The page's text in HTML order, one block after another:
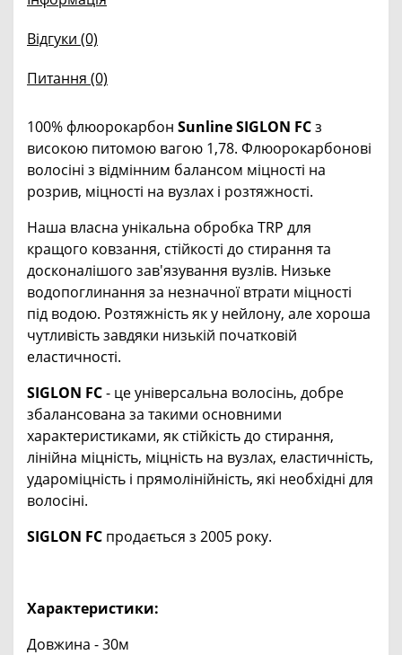
Відгуки (0)
Питання (0)
100% флюорокарбон SunlineSIGLON FCз
високою питомою вагою 1,78. Флюорокарбонові
волосіні з відмінним балансом міцності на
розрив, міцності на вузлах і розтяжності.
Наша власна унікальна обробка TRP для
кращого ковзання, стійкості до стирання та
досконалішого зав'язування вузлів. Низьке
водопоглинання за незначної втрати міцності
під водою. Розтяжність як у нейлону, але хороша
чутливість завдяки низькій початковій
еластичності.
SIGLON FC- це універсальна волосінь, добре
збалансована за такими основними
характеристиками, як стійкість до стирання,
лінійна міцність, міцність на вузлах, еластичність,
удароміцність і прямолінійність, які необхідні для
волосіні.
SIGLON FC продається з 2005 року.
Характеристики:
Довжина - 30м